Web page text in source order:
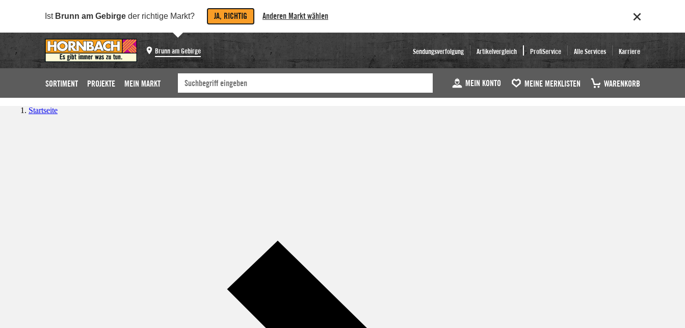
Ist Brunn am Gebirge der richtige Markt? JA, RICHTIG Anderen Markt wählen
Brunn am Gebirge Sendungsverfolgung Artikelvergleich ProfiService Alle Services Karriere
SORTIMENT PROJEKTE MEIN MARKT MEIN KONTO MEINE MERKLISTEN WARENKORB
Startseite